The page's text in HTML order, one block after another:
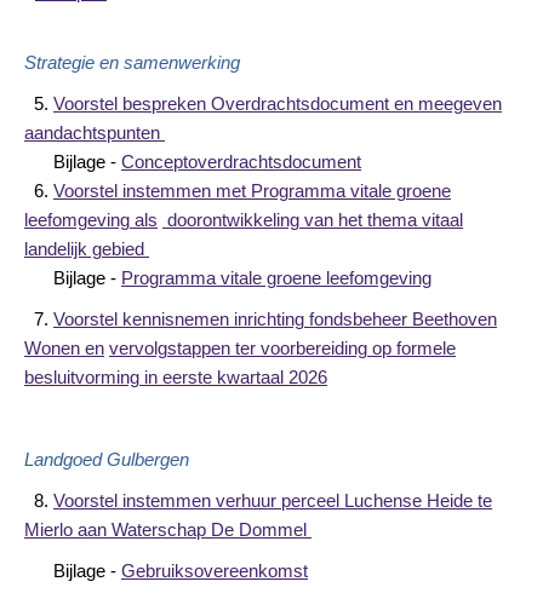
Strategie en samenwerking
5. Voorstel bespreken Overdrachtsdocument en meegeven
aandachtspunten
Bijlage - Conceptoverdrachtsdocument
6. Voorstel instemmen met Programma vitale groene
leefomgeving als doorontwikkeling van het thema vitaal
landelijk gebied
Bijlage - Programma vitale groene leefomgeving
7. Voorstel kennisnemen inrichting fondsbeheer Beethoven
Wonen en vervolgstappen ter voorbereiding op formele
besluitvorming in eerste kwartaal 2026
Landgoed Gulbergen
8. Voorstel instemmen verhuur perceel Luchense Heide te
Mierlo aan Waterschap De Dommel
Bijlage - Gebruiksovereenkomst